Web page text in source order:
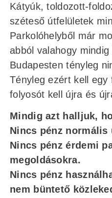
Kátyúk, toldozott-
széteső útfelületek
Parkolóhelyből már
abból valahogy
Budapesten tényleg
Tényleg ezért kell egy
folyosót kell újra és
Mindig azt halljuk,
Nincs pénz
Nincs pénz érdemi
megoldásokra.
Nincs pénz
nem büntető